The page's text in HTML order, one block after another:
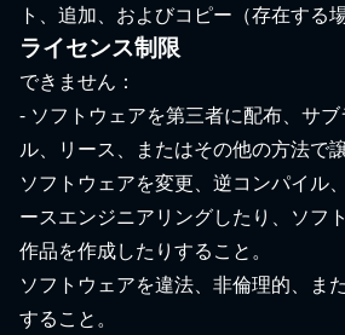
ト、追加、およびコピー（存在する場
ライセンス制限
できません：
- ソフトウェアを第三者に配布、サ
ル、リース、またはその他の方法で
ソフトウェアを変更、逆コンパイル
ースエンジニアリングしたり、ソフ
作品を作成したりすること。
ソフトウェアを違法、非倫理的、ま
すること。